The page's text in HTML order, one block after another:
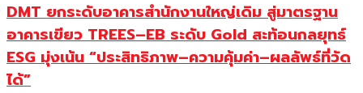
DMT ยกระดับอาคารสำนักงานใหญ่เดิม สู่มาตรฐาน
อาคารเขียว TREES–EB ระดับ Gold สะท้อนกลยุทธ์
ESG มุ่งเน้น “ประสิทธิภาพ–ความคุ้มค่า–ผลลัพธ์ที่วัด
ได้”